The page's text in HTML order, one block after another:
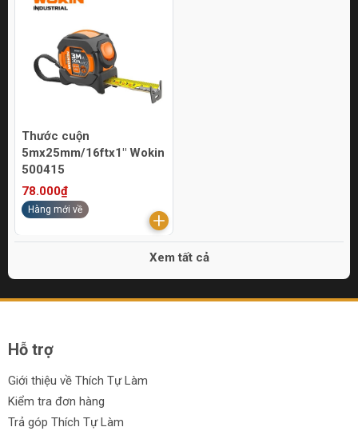
Thước cuộn
5mx25mm/16ftx1" Wokin
500415
78.000₫
Hàng mới về
Xem tất cả
Hỗ trợ
Giới thiệu về Thích Tự Làm
Kiểm tra đơn hàng
Trả góp Thích Tự Làm